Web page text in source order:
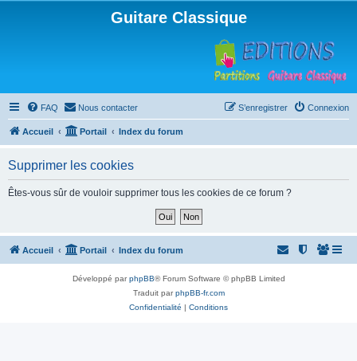
Guitare Classique
FAQ Nous contacter Connexion
S’enregistrer
Accueil Portail Index du forum
Supprimer les cookies
Êtes-vous sûr de vouloir supprimer tous les cookies de ce forum ?
Accueil Portail Index du forum
Développé parphpBB® Forum Software © phpBB Limited
Traduit parphpBB-fr.com
Confidentialité | Conditions